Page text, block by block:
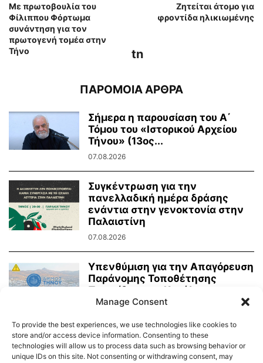
Με πρωτοβουλία του
Φίλιππου Φόρτωμα
συνάντηση για τον
πρωτογενή τομέα στην
Τήνο
Ζητείται άτομο για
φροντίδα ηλικιωμένης
tn
ΠΑΡΟΜΟΙΑ ΑΡΘΡΑ
Σήμερα η παρουσίαση του Α΄
Τόμου του «Ιστορικού Αρχείου
Τήνου» (13ος...
07.08.2026
Συγκέντρωση για την
πανελλαδική ημέρα δράσης
ενάντια στην γενοκτονία στην
Παλαιστίνη
07.08.2026
Υπενθύμιση για την Απαγόρευση
Παράνομης Τοποθέτησης
Πινακίδων και Κατάληψης
Κοινόχρηστων Χώρων
Manage Consent
To provide the best experiences, we use technologies like cookies to
store and/or access device information. Consenting to these
technologies will allow us to process data such as browsing behavior or
unique IDs on this site. Not consenting or withdrawing consent, may